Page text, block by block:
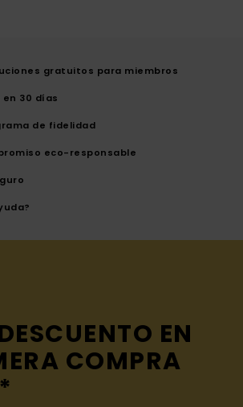
gratuitos para miembros
30 días
de fidelidad
eco-responsable
EN
COMPRA